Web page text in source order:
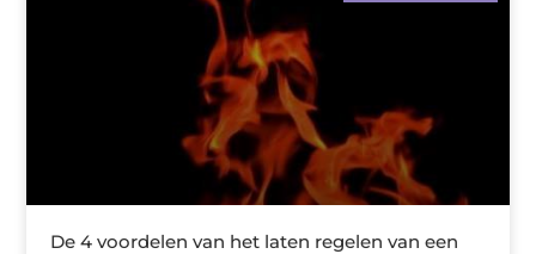
De 4 voordelen van het laten regelen van een